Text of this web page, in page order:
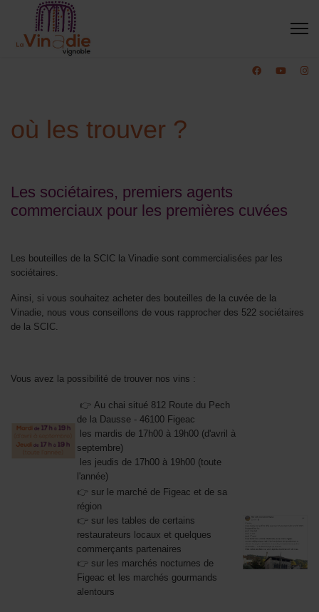
où les trouver ?
Les sociétaires, premiers agents
commerciaux pour les premières cuvées
Les bouteilles de la SCIC la Vinadie sont commercialisées par les
sociétaires.
Ainsi, si vous souhaitez acheter des bouteilles de la cuvée de la
Vinadie, nous vous conseillons de vous rapprocher des 522 sociétaires
de la SCIC.
спосіб оформлення.
Vous avez la possibilité de trouver nos vins :
👉 Au chai situé 812 Route du Pech
de la Dausse - 46100 Figeac
les mardis de 17h00 à 19h00 (d'avril à
septembre)
les jeudis de 17h00 à 19h00 (toute
l'année)
👉 sur le marché de Figeac et de sa
région
👉 sur les tables de certains
restaurateurs locaux et quelques
commerçants partenaires
👉 sur les marchés nocturnes de
Figeac et les marchés gourmands
alentours